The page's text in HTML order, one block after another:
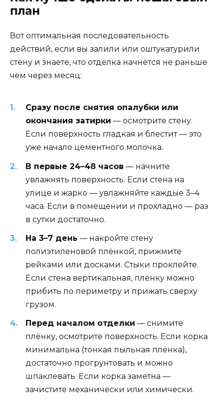
план
Вот оптимальная последовательность
действий, если вы залили или оштукатурили
стену и знаете, что отделка начнётся не раньше
чем через месяц:
Сразу после снятия опалубки или
окончания затирки — осмотрите стену.
Если поверхность гладкая и блестит — это
уже начало цементного молочка.
В первые 24–48 часов — начните
увлажнять поверхность. Если стена на
улице и жарко — увлажняйте каждые 3–4
часа. Если в помещении и прохладно — раз
в сутки достаточно.
На 3–7 день — накройте стену
полиэтиленовой плёнкой, прижмите
рейками или досками. Стыки проклейте.
Если стена вертикальная, плёнку можно
прибить по периметру и прижать сверху
грузом.
Перед началом отделки — снимите
плёнку, осмотрите поверхность. Если корка
минимальна (тонкая пыльная плёнка),
достаточно прогрунтовать и можно
шпаклевать. Если корка заметна —
зачистите механически или химически.